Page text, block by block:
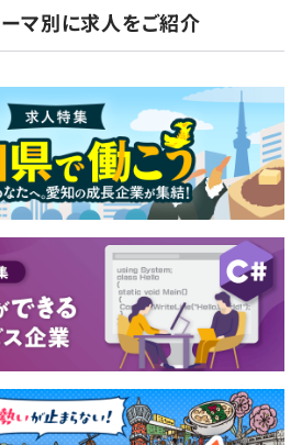
）3万円
リスト（DB）10万円
（SA）10万円
ャー（PM）10万円
リスト（NW）10万円
スペシャリスト（ES）10万円
士（SC）10万円
ー（SM）10万円
AU）10万円 など
・GCPなどのクラウド関連資格
ひとりの業務内容や将来のキャリ
を応援しています。
マ別に求人をご紹介